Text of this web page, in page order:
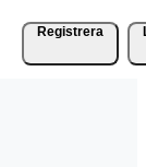
Registrera